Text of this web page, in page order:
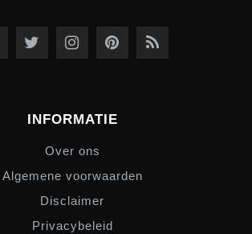
INFORMATIE
Over ons
Algemene voorwaarden
Disclaimer
Privacybeleid